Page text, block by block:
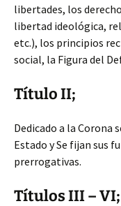
libertades, los
libertad ideológica,
etc.), los principios
social, la Figura del
Título II;
Dedicado a la Corona
Estado y Se fijan sus
prerrogativas.
Títulos III – VI;